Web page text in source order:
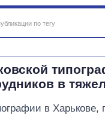
ПРЕЗИДЕНТ И
по тегу
в
в Харькове,